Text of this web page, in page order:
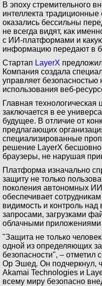
В эпоху стремительного
интеллекта традиционные
оказались бессильны
не всегда видят, как
с ИИ-платформами и
информацию передают в
Стартап LayerX
Компания создала
управляет
использования веб-
Главная технологическая
заключается в ее
будущее. В отличие от
предлагающих
специализированные
решение LayerX бесшовно
браузеры, не нарушая
Платформа изначально
защиту не только
поколения автономных
обеспечивает
видимость и контроль
запросами, загрузками
облачными
"Защита не только
одной из определяющих
безопасности", – отметил
Ор Эшед. Он подчеркнул,
Akamai Technologies и
всему миру безопасно